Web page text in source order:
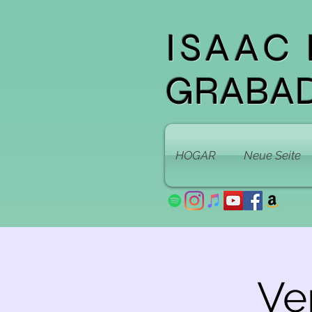
HOGAR Neue Seite